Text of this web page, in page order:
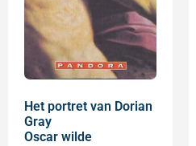
Het portret van Dorian
Gray
Oscar wilde